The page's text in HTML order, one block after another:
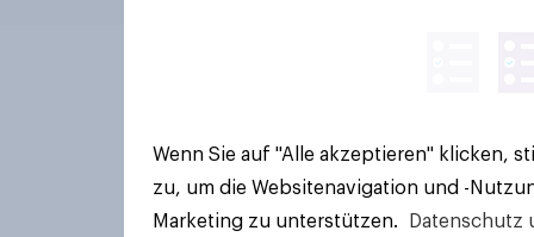
Wenn Sie auf "Alle akzeptieren" klicken,
zu, um die Websitenavigation und -
Marketing zu unterstützen.
Datenschutz